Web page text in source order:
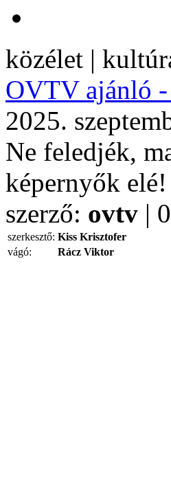
közélet |
OVTV ajánló
2025.
Ne feledjék,
képernyők elé!
szerző: ovtv |
szerkesztő: Kiss Krisztofer
vágó:
Rácz Viktor